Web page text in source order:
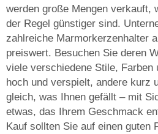
werden große Mengen verkauft,
der Regel günstiger sind.
zahlreiche Marmorkerzenhalter
preiswert. Besuchen Sie deren
viele verschiedene Stile, Farben
hoch und verspielt, andere kurz
gleich, was Ihnen gefällt – mit
etwas, das Ihrem Geschmack
Kauf sollten Sie auf einen guten